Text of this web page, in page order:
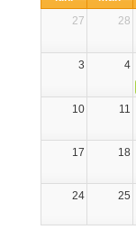
27
28
3
4
10
11
17 18
24 25